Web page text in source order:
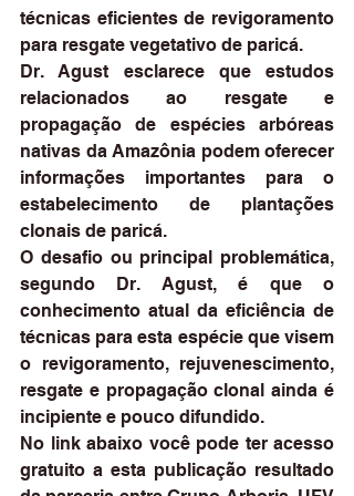
técnicas eficientes de revigoramento
para resgate vegetativo de paricá.
Dr. Agust esclarece que estudos
relacionados ao resgate e
propagação de espécies arbóreas
nativas da Amazônia podem oferecer
informações importantes para o
estabelecimento de plantações
clonais de paricá.
O desafio ou principal problemática,
segundo Dr. Agust, é que o
conhecimento atual da eficiência de
técnicas para esta espécie que visem
o revigoramento, rejuvenescimento,
resgate e propagação clonal ainda é
incipiente e pouco difundido.
No link abaixo você pode ter acesso
gratuito a esta publicação resultado